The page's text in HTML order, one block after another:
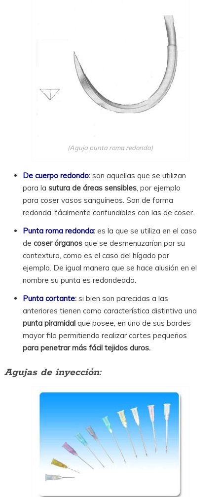
(Aguja punta roma redonda)
De cuerpo redondo:son aquellas que se utilizan
para la sutura de áreas sensibles , por ejemplo
para coser vasos sanguíneos. Son de forma
redonda, fácilmente confundibles con las de coser.
Punta roma redonda:es la que se utiliza en el caso
decoser órganos que se desmenuzarían por su
contextura, como es el caso del hígado por
ejemplo. De igual manera que se hace alusión en el
nombre su punta es redondeada.
Punta cortante:si bien son parecidas a las
anteriores tienen como característica distintiva una
punta piramidal que posee, en uno de sus bordes
mayor filo permitiendo realizar cortes pequeños
para penetrar más fácil tejidos duros.
Agujas de inyección: